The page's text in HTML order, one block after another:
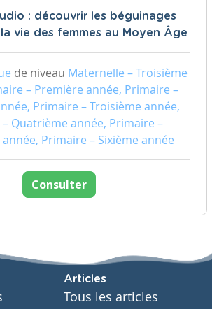
: découvrir les béguinages
vie des femmes au Moyen Âge
de niveau Maternelle – Troisième
– Première année, Primaire –
Primaire – Troisième année,
Quatrième année, Primaire –
Primaire – Sixième année
Consulter
Articles
Tous les articles